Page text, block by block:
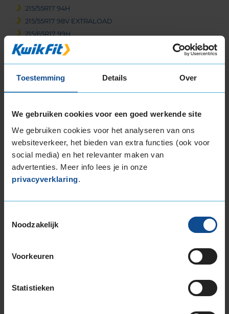
Toestemming Details Over
We gebruiken cookies voor een goed werkende site
We gebruiken cookies voor het analyseren van ons
websiteverkeer, het bieden van extra functies (ook voor
social media) en het relevanter maken van
advertenties. Meer info lees je in onze
privacyverklaring.
Noodzakelijk
Voorkeuren
Statistieken
215/55R17 94H
215/55R17 98V EXTRALOAD
215/65R17 99H
225/45R17 91H
225/50R17 94H
225/50R17 98H EXTRALOAD
225/50R17 98H EXTRALOAD
225/50R17 98H EXTRALOAD RUNFLAT
225/55R17 97H
225/55R17 97H RUNFLAT
225/60R17 99H
235/55R17 103V EXTRALOAD